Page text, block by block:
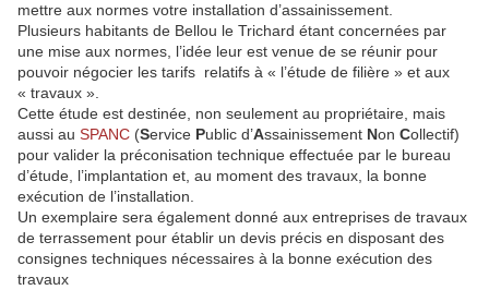
mettre aux normes votre installation d’assainissement.
Plusieurs habitants de Bellou le Trichard étant concernées par
une mise aux normes, l’idée leur est venue de se réunir pour
pouvoir négocier les tarifs relatifs à « l’étude de filière » et aux
« travaux ».
Cette étude est destinée, non seulement au propriétaire, mais
aussi au SPANC (Service Public d’Assainissement Non Collectif)
pour valider la préconisation technique effectuée par le bureau
d’étude, l’implantation et, au moment des travaux, la bonne
exécution de l’installation.
Un exemplaire sera également donné aux entreprises de travaux
de terrassement pour établir un devis précis en disposant des
consignes techniques nécessaires à la bonne exécution des
travaux